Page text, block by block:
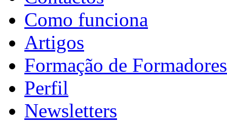
Como funciona
Artigos
Formação de Formadores
Perfil
Newsletters